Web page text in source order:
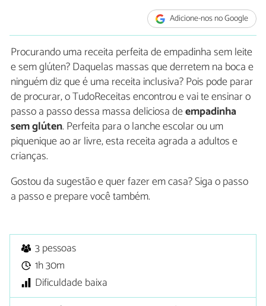
Adicione-nos no Google
Procurando uma receita perfeita de empadinha sem leite
e sem glúten? Daquelas massas que derretem na boca e
ninguém diz que é uma receita inclusiva? Pois pode parar
de procurar, o TudoReceitas encontrou e vai te ensinar o
passo a passo dessa massa deliciosa deempadinha
sem glúten. Perfeita para o lanche escolar ou um
piquenique ao ar livre, esta receita agrada a adultos e
crianças.
Gostou da sugestão e quer fazer em casa? Siga o passo
a passo e prepare você também.
3 pessoas
1h 30m
Dificuldade baixa